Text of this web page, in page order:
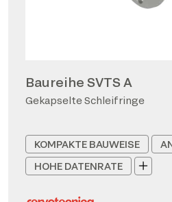
Baureihe SVTS A
Gekapselte Schleifringe
KOMPAKTE BAUWEISE
HOHE DATENRATE